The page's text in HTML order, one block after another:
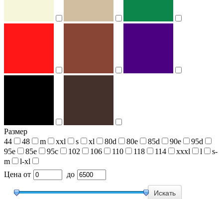
Размер
44
48 m xxl s xl 80d 80e 85d 90e
95d
95e
85e 95c 102 106 110 118 114 xxxl l
s-
m
l-xl
Цена от до